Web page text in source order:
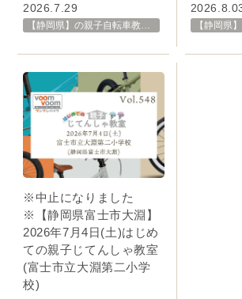
2026.7.29
【静岡県】の親子自転車教室・イベント 開催スケジュール一覧
※中止になりました
※【静岡県富士市大淵】
2026年7月4日(土)はじめ
ての親子じてんしゃ教室
(富士市立大淵第二小学
校)